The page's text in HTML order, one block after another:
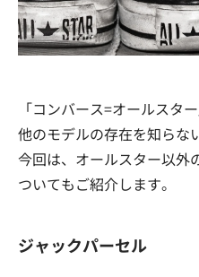
「コンバース=オールスタ
他のモデルの存在を知らな
今回は、オールスター以外
ついてもご紹介します。
ジャックパーセル